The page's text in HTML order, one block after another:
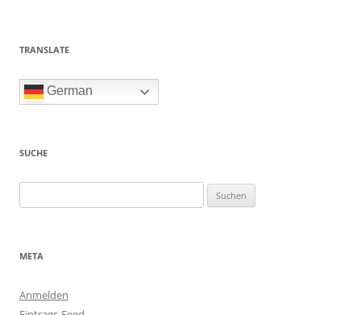
TRANSLATE
German
SUCHE
nach:
META
Anmelden